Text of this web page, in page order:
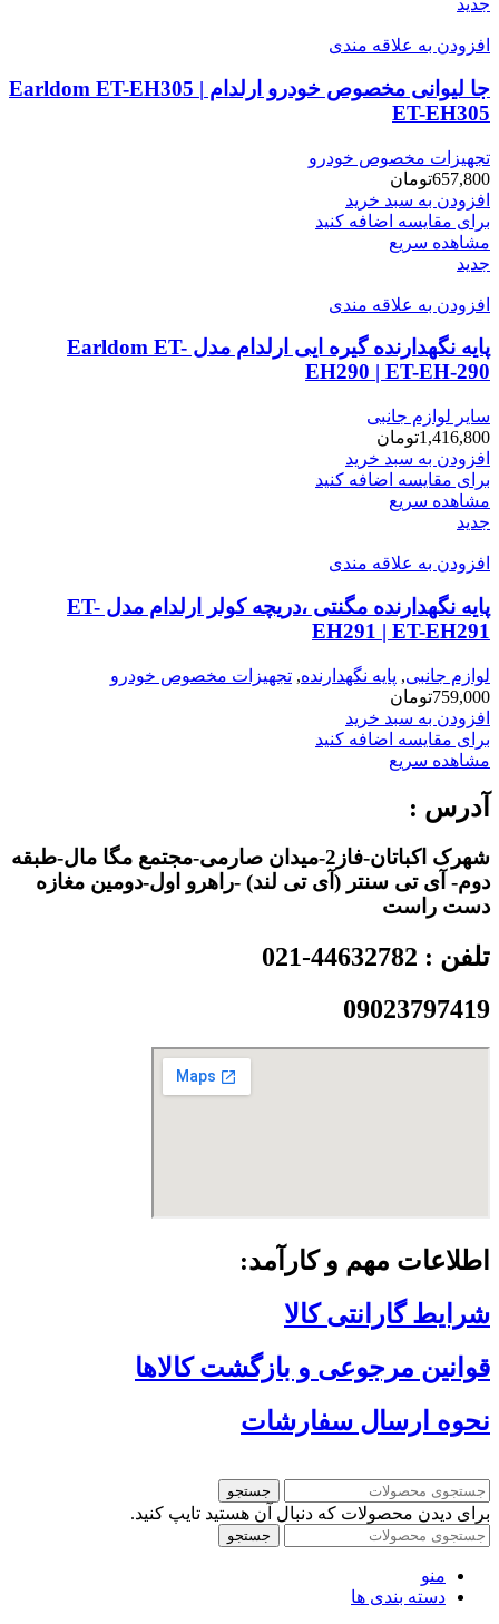
جدید
افزودن به علاقه مندی
جا لیوانی مخصوص خودرو ارلدام Earldom ET-EH305 |
ET-EH305
تجهیزات مخصوص خودرو
657,800تومان
افزودن به سبد خرید
برای مقایسه اضافه کنید
مشاهده سریع
جدید
افزودن به علاقه مندی
پایه نگهدارنده گیره ایی ارلدام مدل Earldom ET-
EH290 | ET-EH-290
سایر لوازم جانبی
1,416,800تومان
افزودن به سبد خرید
برای مقایسه اضافه کنید
مشاهده سریع
جدید
افزودن به علاقه مندی
پایه نگهدارنده مگنتی ،دریچه کولر ارلدام مدل ET-
EH291 | ET-EH291
لوازم جانبی, پایه نگهدارنده, تجهیزات مخصوص خودرو
759,000تومان
افزودن به سبد خرید
برای مقایسه اضافه کنید
مشاهده سریع
آدرس :
شهرک اکباتان-فاز2-میدان صارمی-مجتمع مگا مال-طبقه
دوم- آی تی سنتر (آی تی لند) -راهرو اول-دومین مغازه
دست راست
تلفن : 44632782-021
09023797419
اطلاعات مهم و کارآمد:
شرایط گارانتی کالا
قوانین مرجوعی و بازگشت کالاها
نحوه ارسال سفارشات
جستجو
برای دیدن محصولات که دنبال آن هستید تایپ کنید.
جستجو
منو
دسته بندی ها